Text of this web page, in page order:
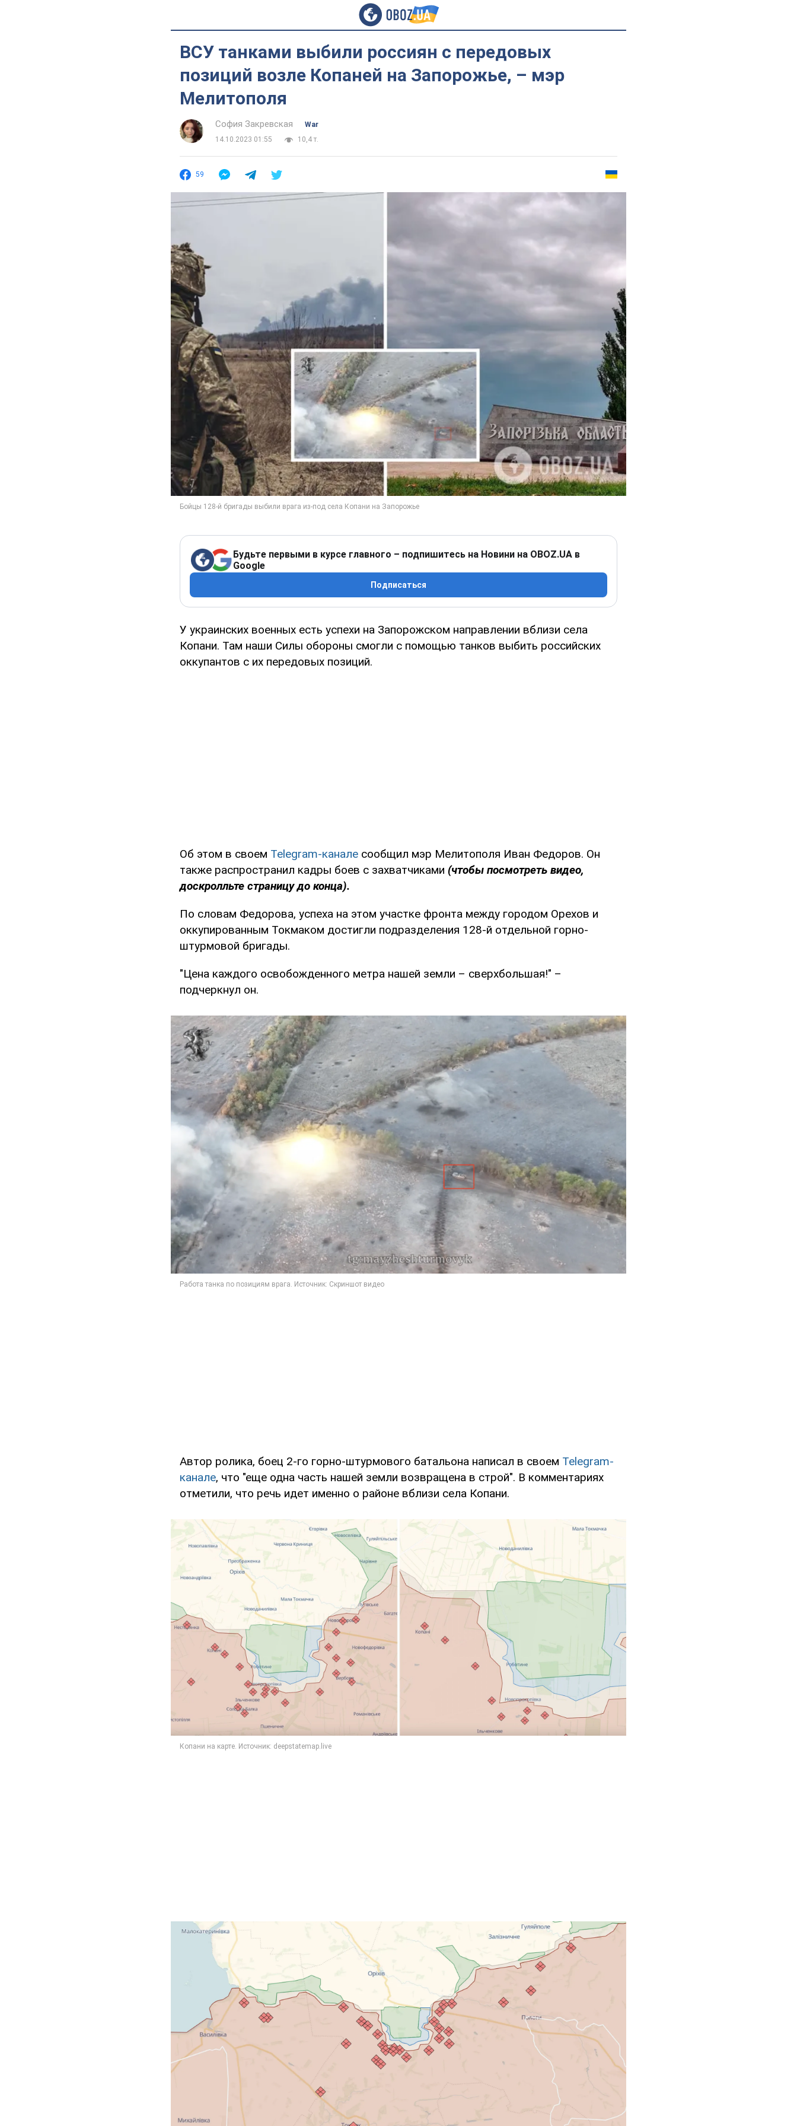
ВСУ танками выбили россиян с передовых
позиций возле Копаней на Запорожье, – мэр
Мелитополя
София Закревская
War
14.10.2023 01:55
10,4 т.
59
Будьте первыми в курсе главного – подпишитесь на Новини на OBOZ.UA в
Google
Подписаться
У украинских военных есть успехи на Запорожском направлении вблизи села
Копани. Там наши Силы обороны смогли с помощью танков выбить российских
оккупантов с их передовых позиций.
Об этом в своем Telegram-канале сообщил мэр Мелитополя Иван Федоров. Он
также распространил кадры боев с захватчиками (чтобы посмотреть видео,
доскролльте страницу до конца).
По словам Федорова, успеха на этом участке фронта между городом Орехов и
оккупированным Токмаком достигли подразделения 128-й отдельной горно-
штурмовой бригады.
"Цена каждого освобожденного метра нашей земли – сверхбольшая!" –
подчеркнул он.
Автор ролика, боец 2-го горно-штурмового батальона написал в своем Telegram-
канале, что "еще одна часть нашей земли возвращена в строй". В комментариях
отметили, что речь идет именно о районе вблизи села Копани.